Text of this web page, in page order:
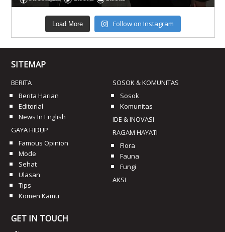
Load More Follow on Instagram
SITEMAP
BERITA
Berita Harian
Editorial
News In English
GAYA HIDUP
Famous Opinion
Mode
Sehat
Ulasan
Tips
Komen Kamu
SOSOK & KOMUNITAS
Sosok
Komunitas
IDE & INOVASI
RAGAM HAYATI
Flora
Fauna
Fungi
AKSI
GET IN TOUCH